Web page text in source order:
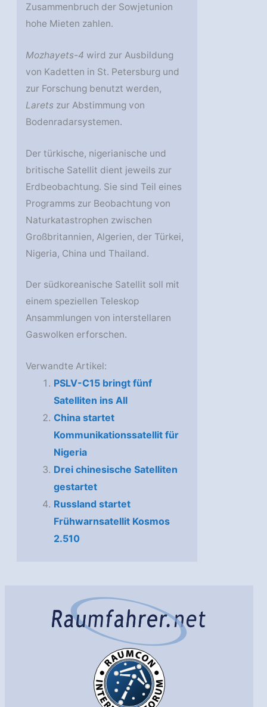
Zusammenbruch der Sowjetunion
hohe Mieten zahlen.
Mozhayets-4 wird zur Ausbildung
von Kadetten in St. Petersburg und
zur Forschung benutzt werden,
Larets zur Abstimmung von
Bodenradarsystemen.
Der türkische, nigerianische und
britische Satellit dient jeweils zur
Erdbeobachtung. Sie sind Teil eines
Programms zur Beobachtung von
Naturkatastrophen zwischen
Großbritannien, Algerien, der Türkei,
Nigeria, China und Thailand.
Der südkoreanische Satellit soll mit
einem speziellen Teleskop
Ansammlungen von interstellaren
Gaswolken erforschen.
Verwandte Artikel:
PSLV-C15 bringt fünf
Satelliten ins All
China startet
Kommunikationssatellit für
Nigeria
Drei chinesische Satelliten
gestartet
Russland startet
Frühwarnsatellit Kosmos
2.510